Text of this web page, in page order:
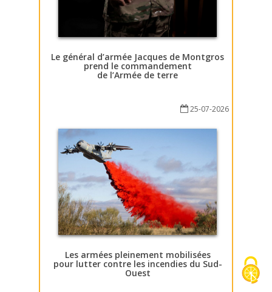
Le général d’armée Jacques de Montgros
prend le commandement
de l’Armée de terre
25-07-2026
Les armées pleinement mobilisées
pour lutter contre les incendies du Sud-
Ouest